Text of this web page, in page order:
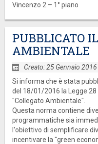
Vincenzo 2 – 1° piano
PUBBLICATO
AMBIENTALE
Creato: 25 Gennaio 2016
Si informa che è stata
del 18/01/2016 la Legge
"Collegato Ambientale".
Questa norma contiene
programmatiche sia
l'obiettivo di semplificare
incentivare la "green